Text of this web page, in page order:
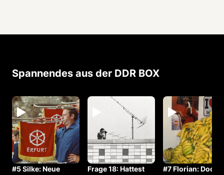
Spannendes aus der DDR BOX
#5 Silke: Neue
Frage 18: ⁠⁠Hattest
#7 Florian: Doofer